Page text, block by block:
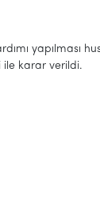
yapılması
ile karar verildi.